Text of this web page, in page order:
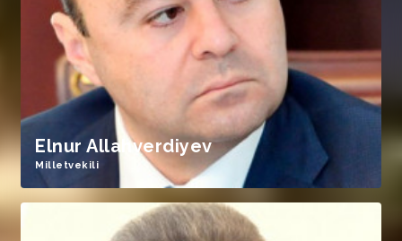
Elnur Allahverdiyev
Milletvekili